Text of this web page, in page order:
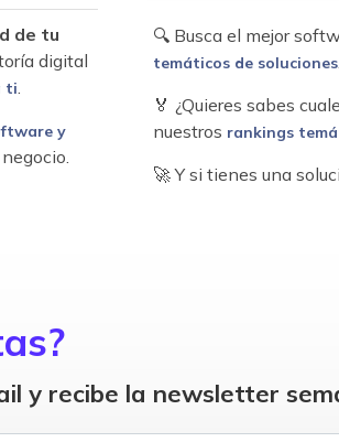
de tu
digital
ti.
y
🔍 Busca el mejor
temáticos de soluciones.
🏅 ¿Quieres sabes
nuestros rankings
🚀 Y si tienes una
y recibe la newsletter